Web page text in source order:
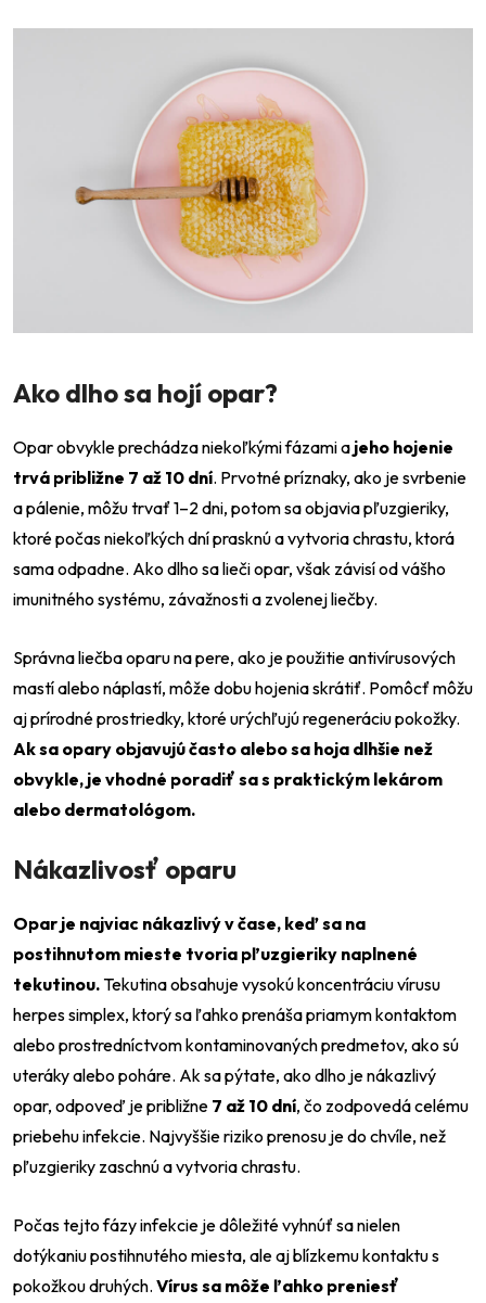
Ako dlho sa hojí opar?
Opar obvykle prechádza niekoľkými fázami a jeho hojenie
trvá približne 7 až 10 dní. Prvotné príznaky, ako je svrbenie
a pálenie, môžu trvať 1–2 dni, potom sa objavia pľuzgieriky,
ktoré počas niekoľkých dní prasknú a vytvoria chrastu, ktorá
sama odpadne. Ako dlho sa lieči opar, však závisí od vášho
imunitného systému, závažnosti a zvolenej liečby.
Správna liečba oparu na pere, ako je použitie antivírusových
mastí alebo náplastí, môže dobu hojenia skrátiť. Pomôcť môžu
aj prírodné prostriedky, ktoré urýchľujú regeneráciu pokožky.
Ak sa opary objavujú často alebo sa hoja dlhšie než
obvykle, je vhodné poradiť sa s praktickým lekárom
alebo dermatológom.
Nákazlivosť oparu
Opar je najviac nákazlivý v čase, keď sa na
postihnutom mieste tvoria pľuzgieriky naplnené
tekutinou.Tekutina obsahuje vysokú koncentráciu vírusu
herpes simplex, ktorý sa ľahko prenáša priamym kontaktom
alebo prostredníctvom kontaminovaných predmetov, ako sú
uteráky alebo poháre. Ak sa pýtate, ako dlho je nákazlivý
opar, odpoveď je približne 7 až 10 dní, čo zodpovedá celému
priebehu infekcie. Najvyššie riziko prenosu je do chvíle, než
pľuzgieriky zaschnú a vytvoria chrastu.
Počas tejto fázy infekcie je dôležité vyhnúť sa nielen
dotýkaniu postihnutého miesta, ale aj blízkemu kontaktu s
pokožkou druhých. Vírus sa môže ľahko preniesť